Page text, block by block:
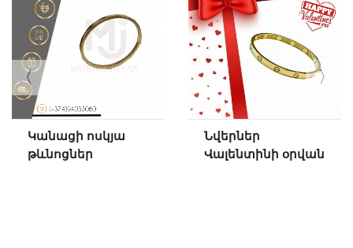
Կանացի ոսկյա
թևնոցներ
Նվերներ
Վալենտինի օրվան